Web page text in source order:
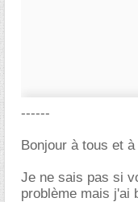
------
Bonjour à tous et
Je ne sais pas si
problème mais j'ai